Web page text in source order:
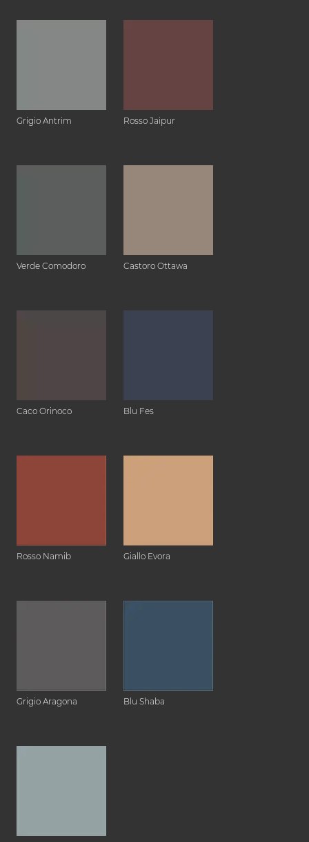
Grigio Antrim Rosso Jaipur
Verde Comodoro Castoro Ottawa
Caco Orinoco Blu Fes
Rosso Namib Giallo Evora
Grigio Aragona Blu Shaba